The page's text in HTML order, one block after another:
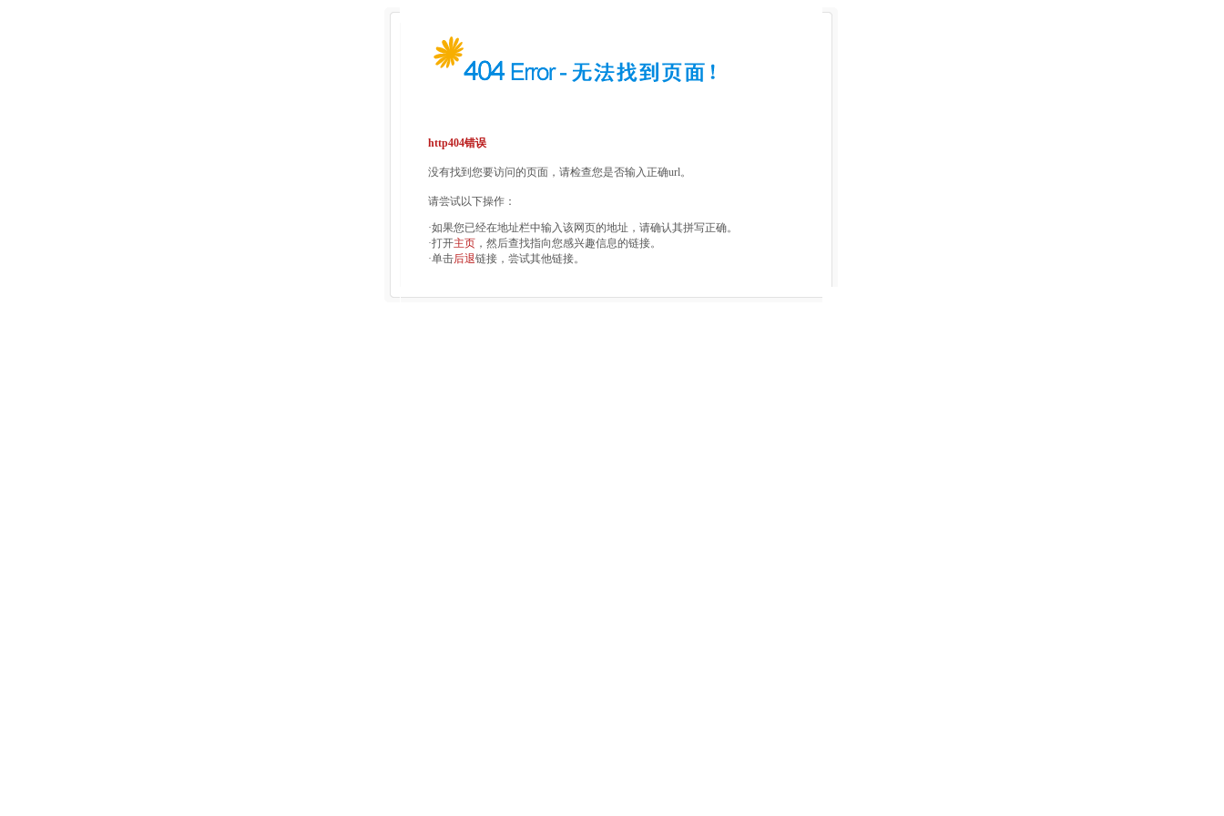
http404错误
没有找到您要访问的页面，请检查您是否输入正确url。
请尝试以下操作：
·如果您已经在地址栏中输入该网页的地址，请确认其拼写正确。
·打开主页 ，然后查找指向您感兴趣信息的链接。
·单击后退链接，尝试其他链接。